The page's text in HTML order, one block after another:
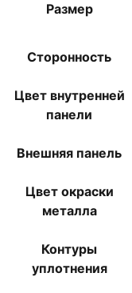
Размер
Сторонность
Цвет внутренней
панели
Внешняя панель
Цвет окраски
металла
Контуры
уплотнения